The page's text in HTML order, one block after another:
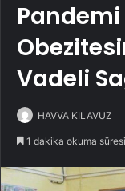
Pandemi
Vadeli
HAVVA KILAVUZ
1 dakika okuma süresi